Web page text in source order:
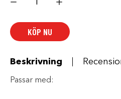
DS
KÖP NU
Beskrivning
Passar med: